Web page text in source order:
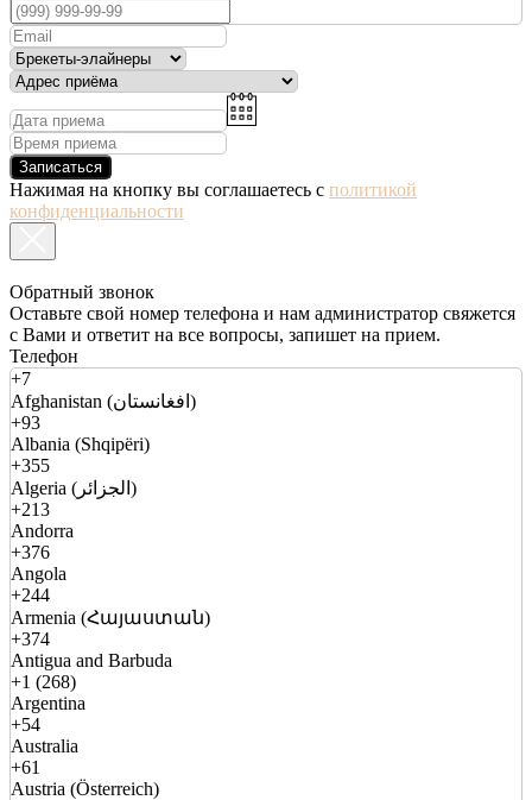
Записаться
Нажимая на кнопку вы соглашаетесь с политикой
конфиденциальности
Обратный звонок
Оставьте свой номер телефона и нам администратор свяжется
с Вами и ответит на все вопросы, запишет на прием.
Телефон
+7
Afghanistan (افغانستان)
+93
Albania (Shqipëri)
+355
Algeria (الجزائر)
+213
Andorra
+376
Angola
+244
Armenia (Հայաստան)
+374
Antigua and Barbuda
+1 (268)
Argentina
+54
Australia
+61
Austria (Österreich)